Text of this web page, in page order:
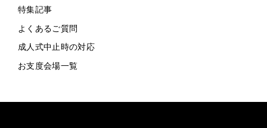
特集記事
よくあるご質問
成人式中止時の対応
お支度会場一覧